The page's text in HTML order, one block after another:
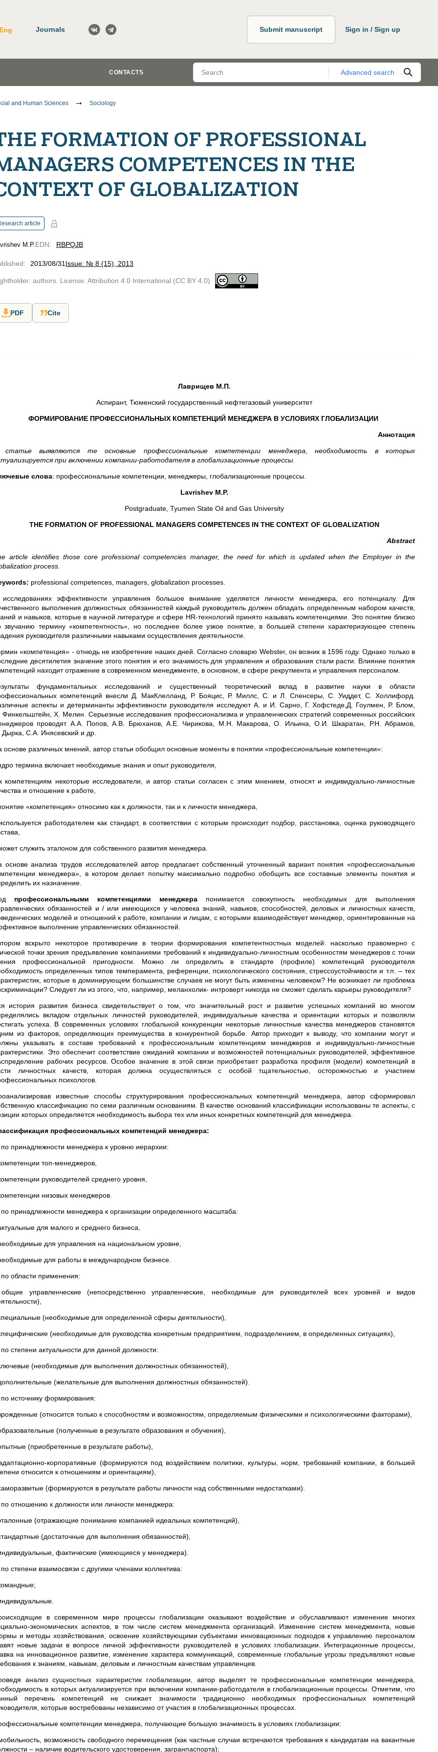
Eng Journals Submit manuscript Sign in / Sign up
CONTACTS Advanced search
and Human Sciences Sociology
FORMATION OF PROFESSIONAL
COMPETENCES IN THE
OF GLOBALIZATION
article
M.P. EDN: RBPQJB
: 2013/08/31 Issue: № 8 (15), 2013
authors. License: Attribution 4.0 International (CC BY 4.0)
PDF Cite
Лаврищев М.П.
Аспирант, Тюменский государственный нефтегазовый университет
ФОРМИРОВАНИЕ ПРОФЕССИОНАЛЬНЫХ КОМПЕТЕНЦИЙ МЕНЕДЖЕРА В УСЛОВИЯХ ГЛОБАЛИЗАЦИИ
Аннотация
выявляются те основные
профессиональные компетенции менеджера, необходимость в которых
при включении компании-работодателя в глобализационные процессы.
слова: профессиональные компетенции, менеджеры, глобализационные процессы.
Lavrishev M.P.
Postgraduate, Tyumen State Oil and Gas University
THE FORMATION OF PROFESSIONAL MANAGERS COMPETENCES IN THE CONTEXT OF GLOBALIZATION
Abstract
article identifies those core professional competencies manager, the need for which is updated when the Employer in the
process.
professional competences, managers, globalization processes.
эффективности управления большое внимание уделяется личности менеджера, его потенциалу. Для
выполнения должностных обязанностей каждый руководитель должен обладать определенным набором качеств,
и навыков, которые в научной литературе и сфере HR-технологий принято называть компетенциями. Это понятие близко
звучанию термину «компетентность», но последнее более узкое понятие, в большей степени характеризующее степень
руководителя различными навыками осуществления деятельности.
«компетенция» - отнюдь не изобретение наших дней. Согласно словарю Webster, он возник в 1596 году. Однако только в
десятилетия значение этого понятия и его значимость для управления и образования стали расти. Влияние понятия
находит отражение в современном менеджменте, в основном, в сфере рекрутмента и управления персоналом.
фундаментальных исследований и существенный теоретический вклад в развитие науки в области
компетенций внесли Д. МакКлелланд, Р. Бояцис, Р. Миллс, С. и Л. Спенсеры, С. Уиддет, С. Холлифорд.
аспекты и детерминанты эффективности руководителя исследуют А. и И. Сарно, Г. Хофстеде,Д. Гоулмен, Р. Блом,
Х. Мелин. Серьезные исследования профессионализма и управленческих стратегий современных российских
проводят А.А. Попов, А.В. Брюханов, А.Е. Чирикова, М.Н. Макарова, О. Ильина, О.И. Шкаратан, Р.Н. Абрамов,
С.А. Инясевский и др.
основе различных мнений, автор статьи обобщил основные моменты в понятии «профессиональные компетенции»:
термина включает необходимые знания и опыт руководителя,
компетенциям некоторые исследователи, и автор статьи согласен с этим мнением, относят и индивидуально-личностные
и отношение к работе,
«компетенция» относимо как к должности, так и к личности менеджера,
работодателем как стандарт, в соответствии с которым происходит подбор, расстановка, оценка руководящего
служить эталоном для собственного развития менеджера.
основе анализа трудов исследователей автор предлагает собственный уточненный вариант понятия «профессиональные
менеджера», в котором делает попытку максимально подробно обобщить все составные элементы понятия и
их назначение.
профессиональными компетенциями менеджерапонимается совокупность необходимых для выполнения
обязанностей и / или имеющихся у человека знаний, навыков, способностей, деловых и личностных качеств,
моделей и отношений к работе, компании и лицам, с которыми взаимодействует менеджер, ориентированные на
выполнение управленческих обязанностей.
вскрыто некоторое противоречие в теории формирования компетентностных моделей: насколько правомерно с
точки зрения предъявление компаниями требований к индивидуально-личностным особенностям менеджеров с точки
профессиональной пригодности. Можно ли определить в стандарте (профиле) компетенций руководителя
определенных типов темперамента, референции, психологического состояния, стрессоустойчивости и т.п. – тех
которые в доминирующем большинстве случаев не могут быть изменены человеком? Не возникает ли проблема
Следует ли из этого, что, например, меланхолик- интроверт никогда не сможет сделать карьеры руководителя?
история развития бизнеса свидетельствует о том, что значительный рост и развитие успешных компаний во многом
вкладом отдельных личностей руководителей, индивидуальные качества и ориентации которых и позволяли
успеха. В современных условиях глобальной конкуренции некоторые личностные качества менеджеров становятся
из факторов, определяющих преимущества в конкурентной борьбе. Автор приходит к выводу, что компании могут и
указывать в составе требований к профессиональным компетенциям менеджеров и индивидуально-личностные
Это обеспечит соответствие ожиданий компании и возможностей потенциальных руководителей, эффективное
рабочих ресурсов. Особое значение в этой связи приобретает разработка профиля (модели) компетенций в
личностных качеств, которая должна осуществляться с особой тщательностью, осторожностью и участием
психологов.
известные способы структурирования профессиональных компетенций менеджера, автор сформировал
классификацию по семи различным основаниям. В качестве оснований классификации использованы те аспекты, с
которых определяется необходимость выбора тех или иных конкретных компетенций для менеджера.
профессиональных компетенций менеджера:
по принадлежности менеджера к уровню иерархии:
топ-менеджеров,
руководителей среднего уровня,
низовых менеджеров.
по принадлежности менеджера к организации определенного масштаба:
для малого и среднего бизнеса,
для управления на национальном уровне,
для работы в международном бизнесе.
области применения:
управленческие (непосредственно управленческие, необходимые для руководителей всех уровней и видов
(необходимые для определенной сферы деятельности),
(необходимые для руководства конкретным предприятием, подразделением, в определенных ситуациях),
степени актуальности для данной должности:
(необходимые для выполнения должностных обязанностей),
(желательные для выполнения должностных обязанностей).
источнику формирования:
(относится только к способностям и возможностям, определяемым физическими и психологическими факторами),
(полученные в результате образования и обучения),
(приобретенные в результате работы),
корпоративные (формируются под воздействием политики, культуры, норм, требований компании, в большей
относится к отношениям и ориентациям),
(формируются в результате работы личности над собственными недостатками).
отношению к должности или личности менеджера:
(отражающие понимание компанией идеальных компетенций),
(достаточные для выполнения обязанностей),
фактические (имеющиеся у менеджера).
степени взаимосвязи с другими членами коллектива:
в современном мире процессы глобализации оказывают воздействие и обуславливают изменение многих
экономических аспектов, в том числе систем менеджмента организаций. Изменение систем менеджмента, новые
и методы хозяйствования, освоение хозяйствующими субъектами инновационных подходов к управлению персоналом
новые задачи в вопросе личной эффективности руководителей в условиях глобализации. Интеграционные процессы,
на инновационное развитие, изменение характера коммуникаций, современные глобальные угрозы предъявляют новые
к знаниям, навыкам, деловым и личностным качествам управленцев.
анализ сущностных характеристик глобализации, автор выделят те профессиональные компетенции менеджера,
в которых актуализируется при включении компании-работодателя в глобализационные процессы. Отметим, что
перечень компетенций не снижает значимости традиционно необходимых профессиональных компетенций
которые востребованы независимо от участия в глобализационных процессах.
компетенции менеджера, получающие большую значимость в условиях глобализации:
возможность свободного перемещения (как частные случаи встречаются требования к кандидатам на вакантные
– наличие водительского удостоверения, загранпаспорта);